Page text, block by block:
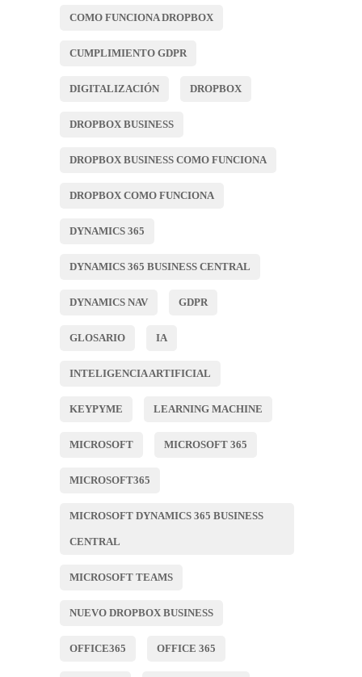
COMO FUNCIONA DROPBOX
CUMPLIMIENTO GDPR
DIGITALIZACIÓN DROPBOX
DROPBOX BUSINESS
DROPBOX BUSINESS COMO FUNCIONA
DROPBOX COMO FUNCIONA
DYNAMICS 365
DYNAMICS 365 BUSINESS CENTRAL
DYNAMICS NAV GDPR
GLOSARIO IA
INTELIGENCIA ARTIFICIAL
KEYPYME LEARNING MACHINE
MICROSOFT MICROSOFT 365
MICROSOFT365
MICROSOFT DYNAMICS 365 BUSINESS
CENTRAL
MICROSOFT TEAMS
NUEVO DROPBOX BUSINESS
OFFICE365 OFFICE 365